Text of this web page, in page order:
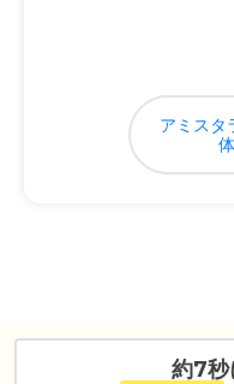
アミスタ
約7秒